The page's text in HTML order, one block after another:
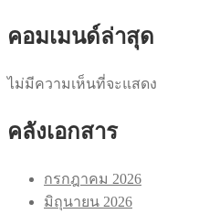
คอมเมนด์ล่าสุด
ไม่มีความเห็นที่จะแสดง
คลังเอกสาร
กรกฎาคม 2026
มิถุนายน 2026